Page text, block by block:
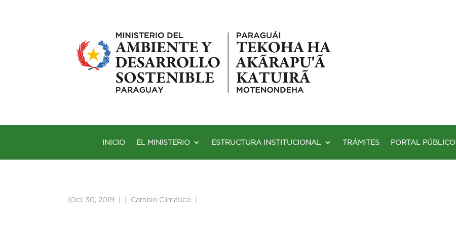
INICIO EL MINISTERIO ESTRUCTURA INSTITUCIONAL TRÁMITES PORTAL PÚBLICO
Oct 30, 2019 Cambio Climático